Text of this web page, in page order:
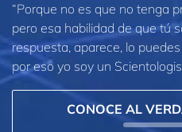
“Porque no es que no tenga
pero esa habilidad de que tú
respuesta, aparece, lo
por eso yo soy un
CONOCE AL